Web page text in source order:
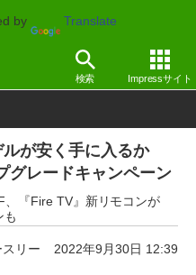
by Translate
検索 Impressサイト
その他
が安く手に入るか
グレードキャンペーン
、『Fire TV』新リモコンが
も
リー 2022年9月30日 12:39